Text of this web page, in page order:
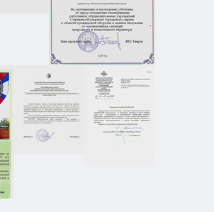
ООО "НС-Ойл"
ПОДРОБНЕЕ
для предприятия
АТЗ
Правительства №258